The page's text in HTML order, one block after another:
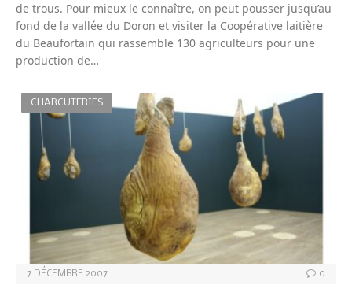
de trous. Pour mieux le connaître, on peut pousser jusqu’au
fond de la vallée du Doron et visiter la Coopérative laitière
du Beaufortain qui rassemble 130 agriculteurs pour une
production de…
CHARCUTERIES
7 DÉCEMBRE 2007 0